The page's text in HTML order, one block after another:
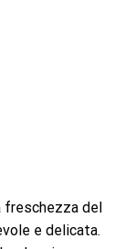
freschezza del
e delicata.